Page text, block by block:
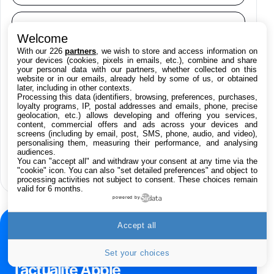
Philips SHK2000BL - Casque Enfant - Bleu &
Répartiteur Audio 5 Casques, Blanc
24,94€29,96€Fnac (Vendeur Tiers)
Asus RT-AC59U Routeur sans Fil Double
Bande Gigabit (Serveur et Client VPN, Triple
Vlan, Mode Point d'accès et Bridge, contrôle
Parental, Qos)
39,72€50,42€Amazon
Panasonic KX-TG6822 Téléphones Sans fil
Répondeur Ecran [Version Française]
31,67€47,96€Amazon
499,99€
box-office : carton pour Christopher
Nolan
GTA 6 vendu sans disque : le patron de
Take-Two justifie ce choix
SK Hynix investit 38 milliards de dollars
face au boom de l’IA
Ne manquez rien de
l’actualité Apple
Welcome
With our 226partners , we wish to store and access information on
your devices (cookies, pixels in emails, etc.), combine and share
your personal data with our partners, whether collected on this
website or in our emails, already held by some of us, or obtained
later, including in other contexts.
Processing this data (identifiers, browsing, preferences, purchases,
loyalty programs, IP, postal addresses and emails, phone, precise
geolocation, etc.) allows developing and offering you services,
content, commercial offers and ads across your devices and
screens (including by email, post, SMS, phone, audio, and video),
personalising them, measuring their performance, and analysing
audiences.
You can "accept all" and withdraw your consent at any time via the
"cookie" icon. You can also "set detailed preferences" and object to
processing activities not subject to consent. These choices remain
valid for 6 months.
powered by
Set your choices
Accept all